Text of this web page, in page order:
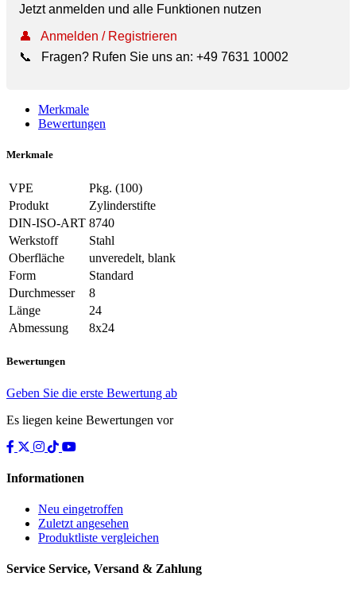
Jetzt anmelden und alle Funktionen nutzen
👤
Anmelden / Registrieren
📞
Fragen? Rufen Sie uns an: +49 7631 10002
Merkmale
Bewertungen
Merkmale
VPE
Pkg. (100)
Produkt
Zylinderstifte
DIN-ISO-ART 8740
Werkstoff
Stahl
Oberfläche
unveredelt, blank
Form
Standard
Durchmesser
8
Länge
24
Abmessung
8x24
Bewertungen
Geben Sie die erste Bewertung ab
Es liegen keine Bewertungen vor
Informationen
Neu eingetroffen
Zuletzt angesehen
Produktliste vergleichen
Service Service, Versand & Zahlung